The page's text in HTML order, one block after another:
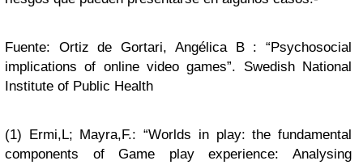
Fuente: Ortiz de Gortari, Angélica B : “Psychosocial
implications of online video games”. Swedish National
Institute of Public Health
(1) Ermi,L; Mayra,F.: “Worlds in play: the fundamental
components of Game play experience: Analysing